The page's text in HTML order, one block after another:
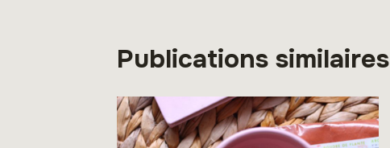
Publications similaires